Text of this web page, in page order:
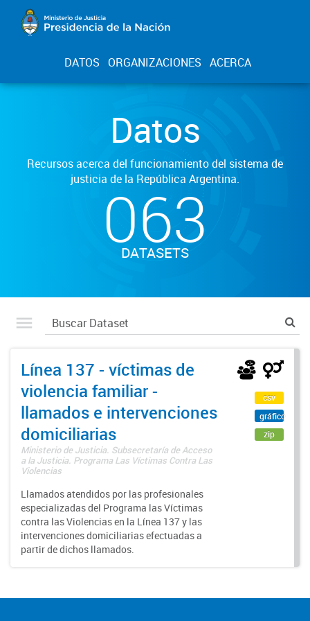
DATOS ORGANIZACIONES ACERCA
Datos
Recursos acerca del funcionamiento del sistema de
justicia de la República Argentina.
063
DATASETS
Línea 137 - víctimas de
violencia familiar -
llamados e intervenciones
domiciliarias
Ministerio de Justicia. Subsecretaría de Acceso
a la Justicia. Programa Las Víctimas Contra Las
Violencias
Llamados atendidos por las profesionales
especializadas del Programa las Víctimas
contra las Violencias en la Línea 137 y las
intervenciones domiciliarias efectuadas a
partir de dichos llamados.
csv
gráfico
zip